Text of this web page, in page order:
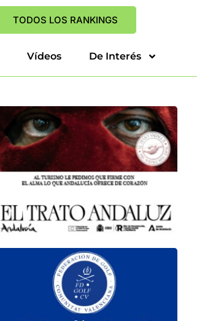
TODOS LOS RANKINGS
Vídeos De Interés